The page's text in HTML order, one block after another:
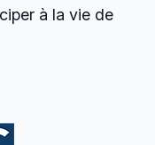
à la vie de